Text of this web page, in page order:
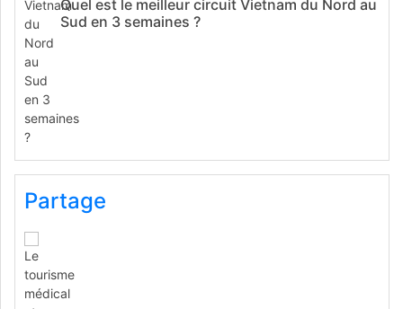
Quel est le meilleur circuit Vietnam du Nord au
Sud en 3 semaines ?
Partage